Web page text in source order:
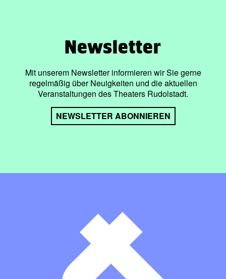
Newsletter
Mit unserem Newsletter informieren wir Sie gerne
regelmäßig über Neuigkeiten und die aktuellen
Veranstaltungen des Theaters Rudolstadt.
NEWSLETTER ABONNIEREN